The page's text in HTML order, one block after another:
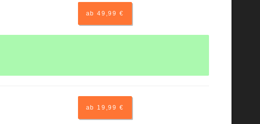
ab 49,99 €
ab 19,99 €